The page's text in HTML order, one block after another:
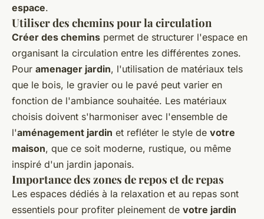
espace.
Utiliser des chemins pour la circulation
Créer des chemins permet de structurer l'espace en
organisant la circulation entre les différentes zones.
Pour amenager jardin, l'utilisation de matériaux tels
que le bois, le gravier ou le pavé peut varier en
fonction de l'ambiance souhaitée. Les matériaux
choisis doivent s'harmoniser avec l'ensemble de
l'aménagement jardin et refléter le style de votre
maison, que ce soit moderne, rustique, ou même
inspiré d'un jardin japonais.
Importance des zones de repos et de repas
Les espaces dédiés à la relaxation et au repas sont
essentiels pour profiter pleinement de votre jardin